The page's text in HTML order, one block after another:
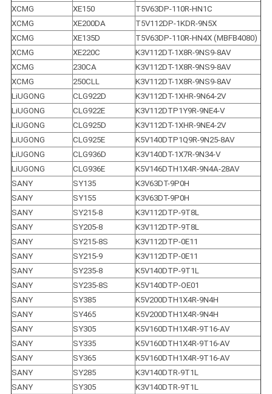
XCMG
XE150
T5V63DP-110R-HN1C
XCMG
XE200DA
T5V112DP-1KDR-9N5X
XCMG
XE135D
T5V63DP-110R-HN4X (MBFB4080)
XCMG
XE220C
K3V112DT-1X8R-9NS9-8AV
XCMG
230CA
K3V112DT-1X8R-9NS9-8AV
XCMG
250CLL
K3V112DT-1X8R-9NS9-8AV
LiUGONG
CLG922D
K3V112DT-1XHR-9N64-2V
LiUGONG
CLG922E
K3V112DTP1Y9R-9NE4-V
LiUGONG
CLG925D
K3V112DT-1XHR-9NE4-2V
LiUGONG
CLG925E
K5V140DTP1Q9R-9N25-8AV
LiUGONG
CLG936D
K3V140DT-1X7R-9N34-V
LiUGONG
CLG936E
K5V146DTH1X4R-9N4A-28AV
SANY
SY135
K3V63DT-9P0H
SANY
SY155
K3V63DT-9P0H
SANY
SY215-8
K3V112DTP-9T8L
SANY
SY205-8
K3V112DTP-9T8L
SANY
SY215-8S
K3V112DTP-0E11
SANY
SY215-9
K3V112DTP-0E11
SANY
SY235-8
K5V140DTP-9T1L
SANY
SY235-8S
K5V140DTP-OE01
SANY
SY385
K5V200DTH1X4R-9N4H
SANY
SY465
K5V200DTH1X4R-9N4H
SANY
SY305
K5V160DTH1X4R-9T16-AV
SANY
SY335
K5V160DTH1X4R-9T16-AV
SANY
SY365
K5V160DTH1X4R-9T16-AV
SANY
SY285
K3V140DTR-9T1L
SANY
SY305 K3V140DTR-9T1L